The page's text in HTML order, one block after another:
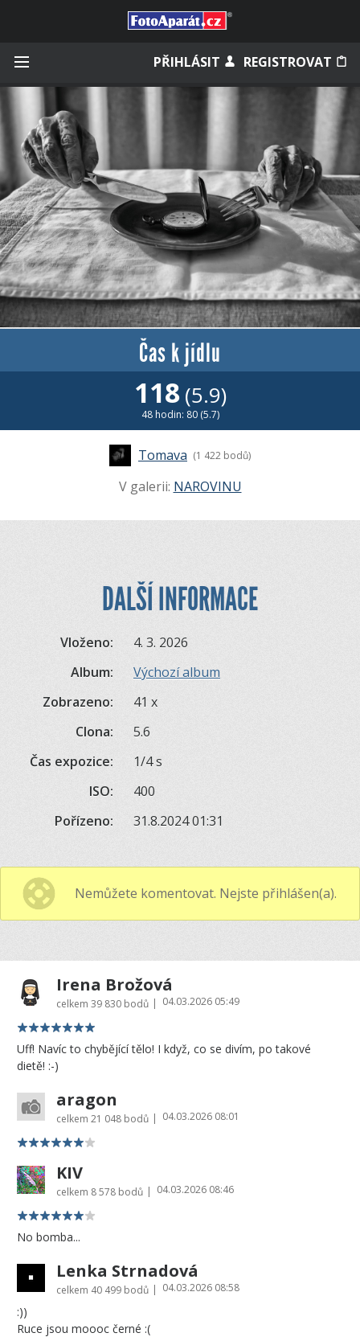
PŘIHLÁSIT REGISTROVAT
Zapomněli jste heslo?
Měli jste účet na starém webu?
Čas k jídlu
118 (5.9)
48 hodin: 80 (5.7)
Tomava (1 422 bodů)
V galerii: NAROVINU
DALŠÍ INFORMACE
Vloženo:
4. 3. 2026
Album:
Výchozí album
Zobrazeno:
41 x
Clona:
5.6
Čas expozice:
1/4 s
ISO:
400
Pořízeno:
31.8.2024 01:31
Nemůžete komentovat. Nejste přihlášen(a).
Irena Brožová
celkem 39 830 bodů | 04.03.2026 05:49
Uff! Navíc to chybějící tělo! I když, co se divím, po takové
dietě! :-)
aragon
celkem 21 048 bodů | 04.03.2026 08:01
KIV
celkem 8 578 bodů | 04.03.2026 08:46
No bomba...
Lenka Strnadová
celkem 40 499 bodů | 04.03.2026 08:58
:))
Ruce jsou moooc černé :(